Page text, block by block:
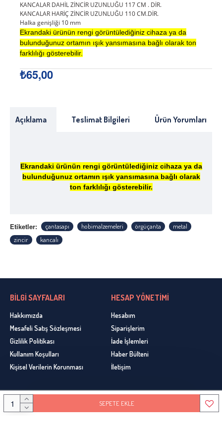
₺65,00
KANCALAR DAHİL ZİNCİR UZUNLUĞU 117 CM . DİR.
KANCALAR HARİÇ ZİNCİR UZUNLUĞU 110 CM.DİR.
Halka genişliği 10 mm
Ekrandaki ürünün rengi görüntülediğiniz cihaza ya da
bulunduğunuz ortamın ışık yansımasına bağlı olarak ton
farklılığı gösterebilir.
SEPETE EKLE
Açıklama Teslimat Bilgileri Ürün Yorumları
Ekrandaki ürünün rengi görüntülediğiniz cihaza ya da
bulunduğunuz ortamın ışık yansımasına bağlı olarak
ton farklılığı gösterebilir.
Etiketler: çantasapı hobimalzemeleri örgüçanta
metal
zincir
kancalı
BİLGİ SAYFALARI
Hakkımızda
Mesafeli Satış Sözleşmesi
Gizlilik Politikası
Kullanım Koşulları
Kişisel Verilerin Korunması
HESAP YÖNETİMİ
Hesabım
Siparişlerim
İade İşlemleri
Haber Bülteni
İletişim
Copyright © 2020, Ceyhun Yün, Bütün Hakları Sakldır. Design By Gemlik Web Tasarım